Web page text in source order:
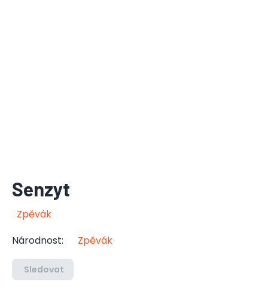
Senzyt
Zpěvák
Národnost: Zpěvák
Sledovat